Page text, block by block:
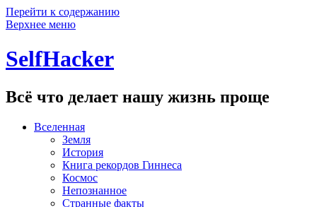
Перейти к содержанию
Верхнее меню
SelfHacker
Всё что делает нашу жизнь проще
Вселенная
Земля
История
Книга рекордов Гиннеса
Космос
Непознанное
Странные факты